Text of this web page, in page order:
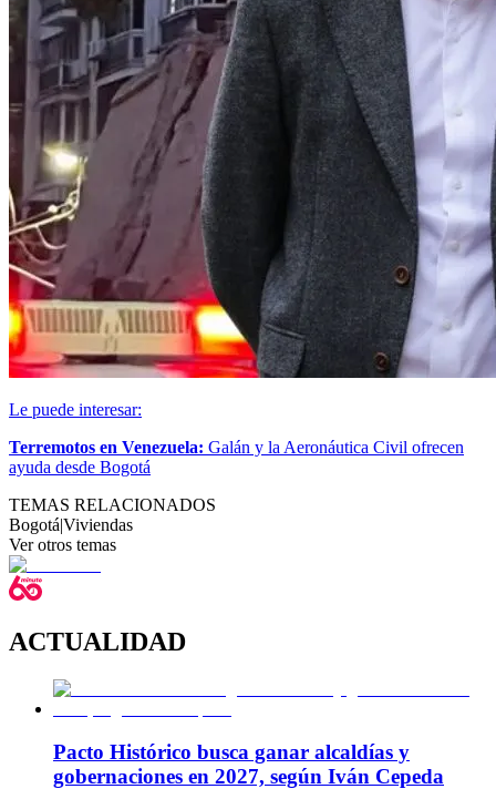
Le puede interesar:
Terremotos en Venezuela: Galán y la Aeronáutica Civil ofrecen
ayuda desde Bogotá
TEMAS RELACIONADOS
Bogotá|Viviendas
Ver otros temas
ACTUALIDAD
Pacto Histórico busca ganar alcaldías y
gobernaciones en 2027, según Iván Cepeda